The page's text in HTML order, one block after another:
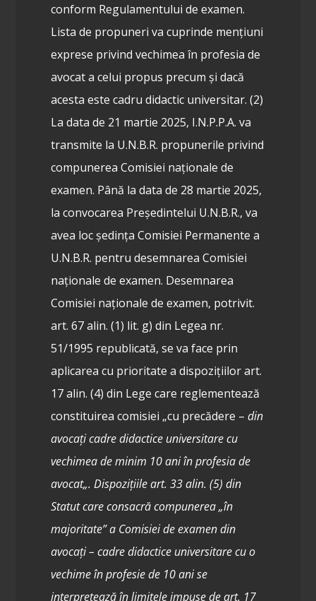
conform Regulamentului de examen.
Lista de propuneri va cuprinde mențiuni
exprese privind vechimea în profesia de
avocat a celui propus precum și dacă
acesta este cadru didactic universitar. (2)
La data de 21 martie 2025, I.N.P.P.A. va
transmite la U.N.B.R. propunerile privind
compunerea Comisiei naționale de
examen. Până la data de 28 martie 2025,
la convocarea Președintelui U.N.B.R., va
avea loc ședința Comisiei Permanente a
U.N.B.R. pentru desemnarea Comisiei
naționale de examen. Desemnarea
Comisiei naționale de examen, potrivit.
art. 67 alin. (1) lit. g) din Legea nr.
51/1995 republicată, se va face prin
aplicarea cu prioritate a dispozițiilor art.
17 alin. (4) din Lege care reglementează
constituirea comisiei „cu precădere –din
avocați cadre didactice universitare cu
vechimea de minim 10 ani în profesia de
avocat„. Dispozițiile art. 33 alin. (5) din
Statut care consacră compunerea „în
majoritate” a Comisiei de examen din
avocați – cadre didactice universitare cu o
vechime în profesie de 10 ani se
interpretează în limitele impuse de art. 17